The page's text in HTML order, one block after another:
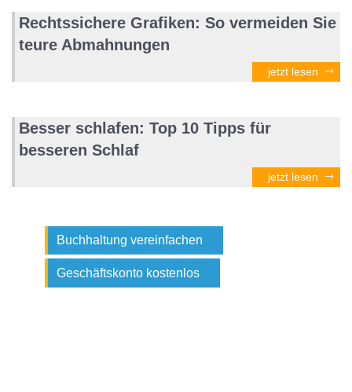
Rechtssichere Grafiken: So vermeiden Sie
teure Abmahnungen
jetzt lesen
Besser schlafen: Top 10 Tipps für
besseren Schlaf
jetzt lesen
Buchhaltung vereinfachen
Geschäftskonto kostenlos